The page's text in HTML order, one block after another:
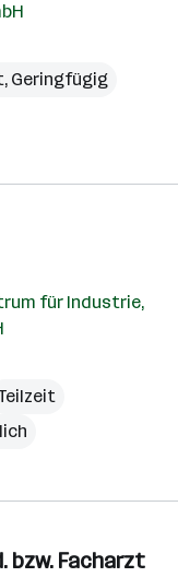
Geringfügig
für Industrie,
bzw. Facharzt